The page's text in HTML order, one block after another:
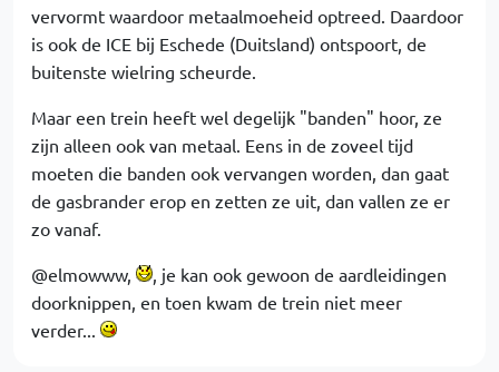
vervormt waardoor metaalmoeheid optreed. Daardoor
is ook de ICE bij Eschede (Duitsland) ontspoort, de
buitenste wielring scheurde.
Maar een trein heeft wel degelijk "banden" hoor, ze
zijn alleen ook van metaal. Eens in de zoveel tijd
moeten die banden ook vervangen worden, dan gaat
de gasbrander erop en zetten ze uit, dan vallen ze er
zo vanaf.
@elmowww,
, je kan ook gewoon de aardleidingen
doorknippen, en toen kwam de trein niet meer
verder...